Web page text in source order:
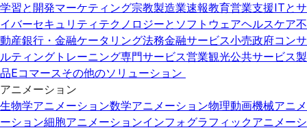
学習と開発マーケティング宗教製造業速報教育営業支援ITとサ
イバーセキュリティ テクノロジーとソフトウェアヘルスケア不
動産銀行・金融ケータリング法務金融サービス小売政府コンサ
ルティング トレーニング専門サービス営業観光公共サービス製
品Eコマースその他のソリューション
アニメーション
生物学アニメーション数学アニメーション物理動画機械アニメ
ーション細胞アニメーションインフォグラフィックアニメーシ